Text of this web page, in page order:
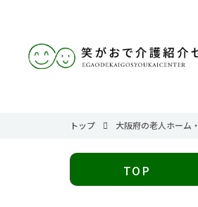
トップ 大阪府の老人ホーム
TOP